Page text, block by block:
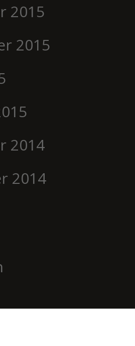
2015
2015
2014
2014